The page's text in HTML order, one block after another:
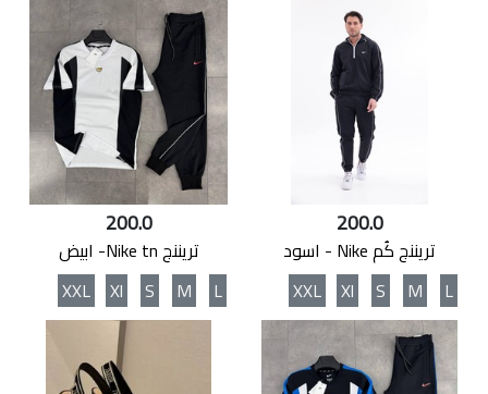
200.0
تريننج كُم Nike - اسود
L
M
S
Xl
XXL
200.0
تريننج Nike tn- ابيض
L
M
S
Xl
XXL